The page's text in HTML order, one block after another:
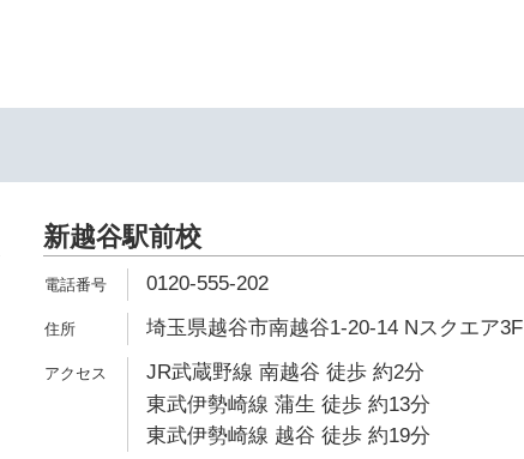
新越谷駅前校
0120-555-202
埼玉県越谷市南越谷1-20-14 Nスクエア3F
JR武蔵野線 南越谷 徒歩 約2分
東武伊勢崎線 蒲生 徒歩 約13分
東武伊勢崎線 越谷 徒歩 約19分